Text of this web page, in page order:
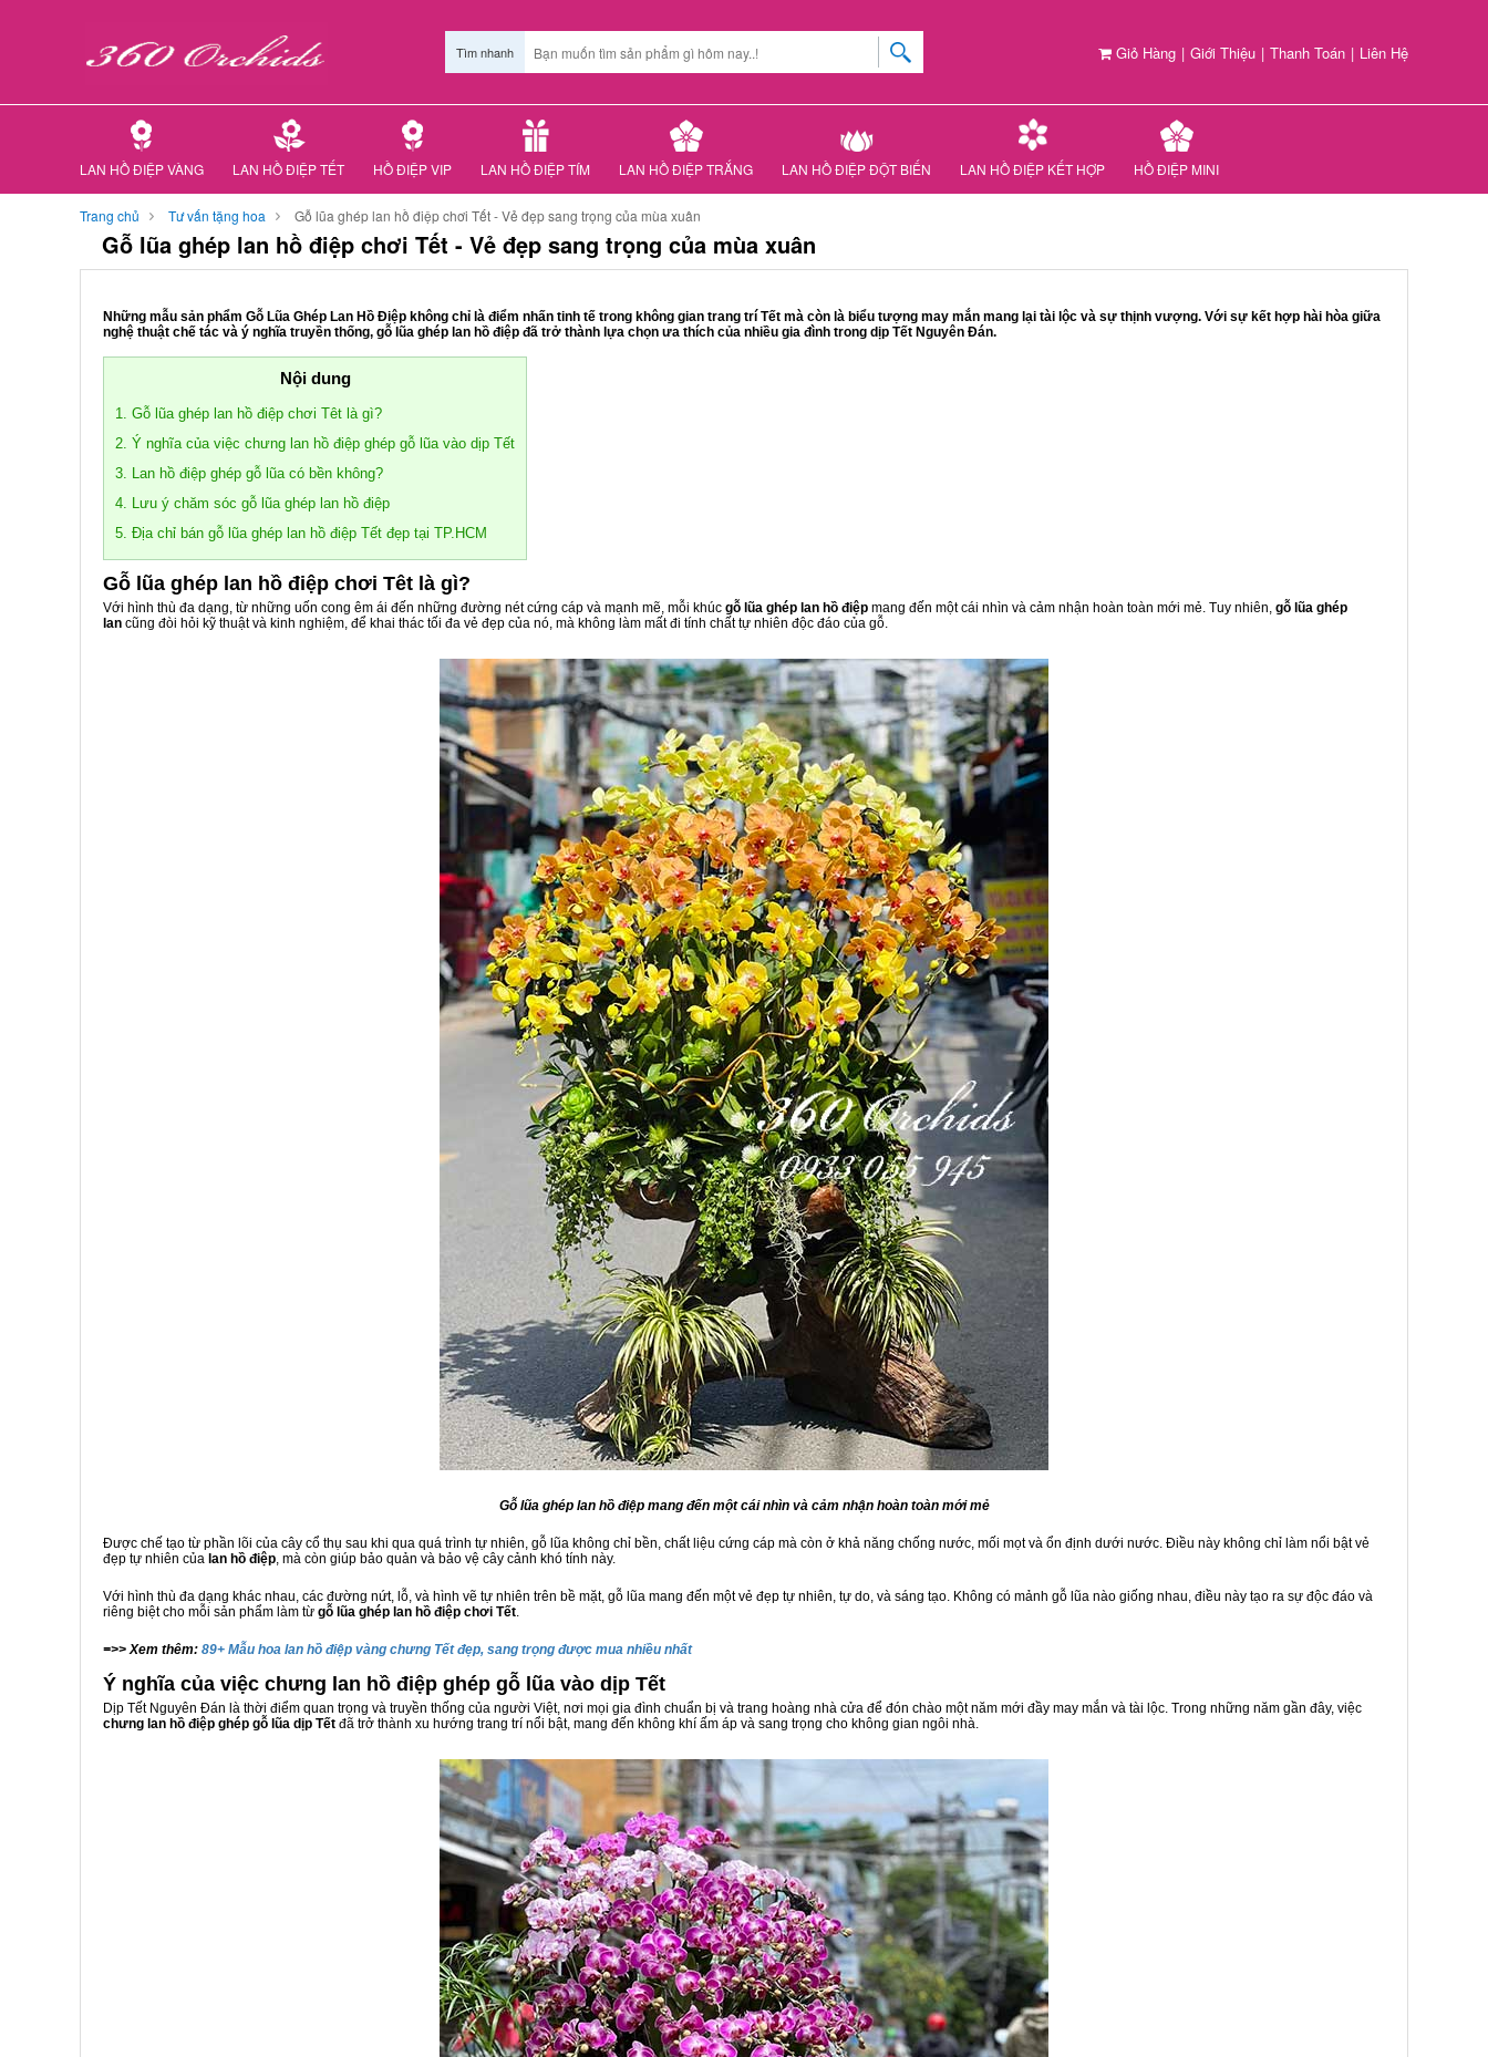
Giỏ Hàng | Giới Thiệu | Thanh Toán | Liên Hệ
Tìm nhanh
LAN HỒ ĐIỆP VÀNG LAN HỒ ĐIỆP TẾT HỒ ĐIỆP VIP LAN HỒ ĐIỆP TÍM LAN HỒ ĐIỆP TRẮNG LAN HỒ ĐIỆP ĐỘT BIẾN LAN HỒ ĐIỆP KẾT HỢP HỒ ĐIỆP MINI
Trang chủ Tư vấn tặng hoa Gỗ lũa ghép lan hồ điệp chơi Tết - Vẻ đẹp sang trọng của mùa xuân
Gỗ lũa ghép lan hồ điệp chơi Tết - Vẻ đẹp sang trọng của mùa xuân
Những mẫu sản phẩm Gỗ Lũa Ghép Lan Hồ Điệp không chỉ là điểm nhấn tinh tế trong không gian trang trí Tết mà còn là biểu tượng may mắn mang lại tài lộc và sự thịnh vượng. Với sự kết hợp hài hòa giữa
nghệ thuật chế tác và ý nghĩa truyền thống, gỗ lũa ghép lan hồ điệp đã trở thành lựa chọn ưa thích của nhiều gia đình trong dịp Tết Nguyên Đán.
Nội dung
1. Gỗ lũa ghép lan hồ điệp chơi Têt là gì?
2. Ý nghĩa của việc chưng lan hồ điệp ghép gỗ lũa vào dịp Tết
3. Lan hồ điệp ghép gỗ lũa có bền không?
4. Lưu ý chăm sóc gỗ lũa ghép lan hồ điệp
5. Địa chỉ bán gỗ lũa ghép lan hồ điệp Tết đẹp tại TP.HCM
Gỗ lũa ghép lan hồ điệp chơi Têt là gì?
Với hình thù đa dạng, từ những uốn cong êm ái đến những đường nét cứng cáp và mạnh mẽ, mỗi khúc gỗ lũa ghép lan hồ điệp mang đến một cái nhìn và cảm nhận hoàn toàn mới mẻ. Tuy nhiên, gỗ lũa ghép
lan cũng đòi hỏi kỹ thuật và kinh nghiệm, để khai thác tối đa vẻ đẹp của nó, mà không làm mất đi tính chất tự nhiên độc đáo của gỗ.
Gỗ lũa ghép lan hồ điệp mang đến một cái nhìn và cảm nhận hoàn toàn mới mẻ
Được chế tạo từ phần lõi của cây cổ thụ sau khi qua quá trình tự nhiên, gỗ lũa không chỉ bền, chất liệu cứng cáp mà còn ở khả năng chống nước, mối mọt và ổn định dưới nước. Điều này không chỉ làm nổi bật vẻ
đẹp tự nhiên của lan hồ điệp, mà còn giúp bảo quản và bảo vệ cây cảnh khó tính này.
Với hình thù đa dạng khác nhau, các đường nứt, lỗ, và hình vẽ tự nhiên trên bề mặt, gỗ lũa mang đến một vẻ đẹp tự nhiên, tự do, và sáng tạo. Không có mảnh gỗ lũa nào giống nhau, điều này tạo ra sự độc đáo và
riêng biệt cho mỗi sản phẩm làm từ gỗ lũa ghép lan hồ điệp chơi Tết.
=>> Xem thêm: 89+ Mẫu hoa lan hồ điệp vàng chưng Tết đẹp, sang trọng được mua nhiều nhất
Ý nghĩa của việc chưng lan hồ điệp ghép gỗ lũa vào dịp Tết
Dịp Tết Nguyên Đán là thời điểm quan trọng và truyền thống của người Việt, nơi mọi gia đình chuẩn bị và trang hoàng nhà cửa để đón chào một năm mới đầy may mắn và tài lộc. Trong những năm gần đây, việc
chưng lan hồ điệp ghép gỗ lũa dịp Tết đã trở thành xu hướng trang trí nổi bật, mang đến không khí ấm áp và sang trọng cho không gian ngôi nhà.